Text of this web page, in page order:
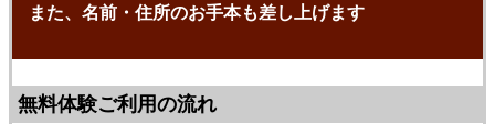
また、名前・住所のお手本も差し上げます
無料体験ご利用の流れ